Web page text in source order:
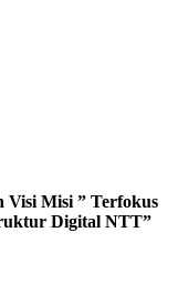
Visi Misi ” Terfokus
Digital NTT”